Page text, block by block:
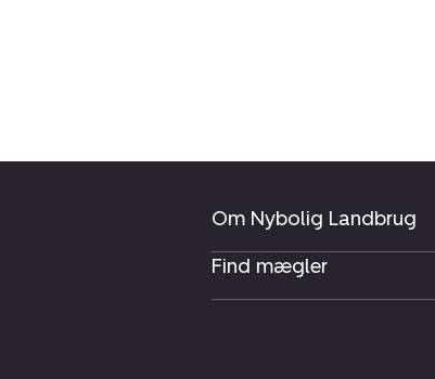
Om Nybolig Landbrug
Find mægler